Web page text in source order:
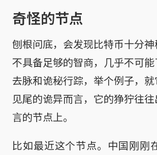
奇怪的节点
刨根问底，会发现比特币十分
不具备足够的智商，几乎不可
去脉和诡秘行踪，举个例子，
见尾的诡异而言，它的狰狞往
言的节点上。
比如最近这个节点。中国刚刚